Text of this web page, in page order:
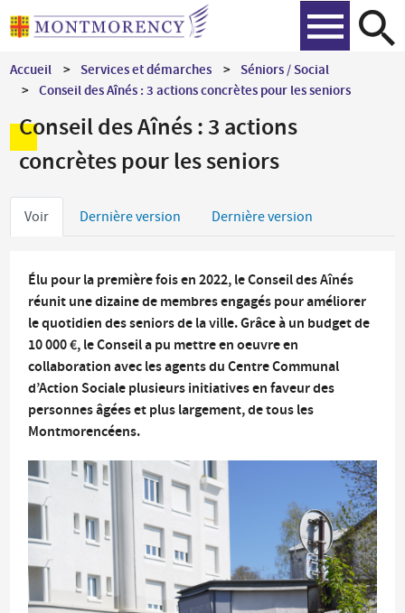
Aller
au
principal
Accueil Services et démarches
Séniors / Social
Conseil des Aînés : 3 actions concrètes pour les seniors
Conseil des Aînés : 3 actions
concrètes pour les seniors
Onglets
Voir Dernière version Dernière version
Élu pour la première fois en 2022, le Conseil des Aînés
réunit une dizaine de membres engagés pour améliorer
le quotidien des seniors de la ville. Grâce à un budget de
10 000 €, le Conseil a pu mettre en oeuvre en
collaboration avec les agents du Centre Communal
d’Action Sociale plusieurs initiatives en faveur des
personnes âgées et plus largement, de tous les
Montmorencéens.